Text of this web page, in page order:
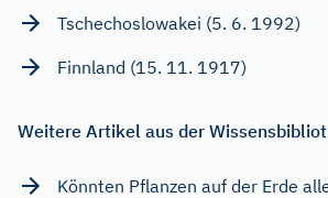
Tschechoslowakei (5. 6. 1992)
Finnland (15. 11. 1917)
Weitere Artikel aus der
Könnten Pflanzen auf der Erde